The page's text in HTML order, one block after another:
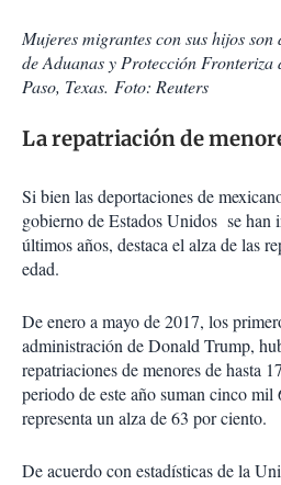
Mujeres migrantes con sus hijos
de Aduanas y Protección Fronteriza
Paso, Texas. Foto: Reuters
La repatriación de
Si bien las deportaciones de
gobierno de Estados Unidos se han
últimos años, destaca el alza de las
edad.
De enero a mayo de 2017, los
administración de Donald Trump,
repatriaciones de menores de hasta
periodo de este año suman cinco
representa un alza de 63 por ciento.
De acuerdo con estadísticas de la